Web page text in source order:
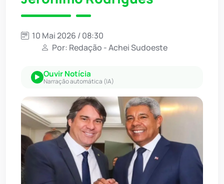
10 Mai 2026 / 08:30
Por: Redação - Achei Sudoeste
Ouvir Notícia
Narração automática (IA)